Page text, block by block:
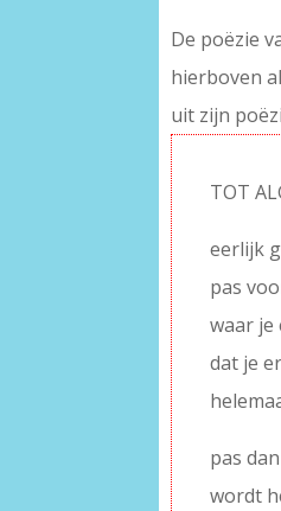
De poëzie
hierboven
uit zijn
TOT
eerlijk
pas
waar
dat je
pas dan
wordt